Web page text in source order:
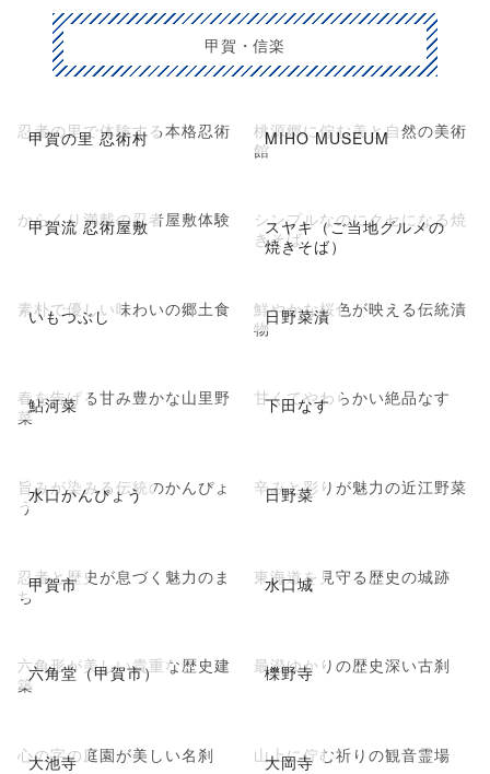
甲賀・信楽
甲賀の里 忍術村
忍者の里で体験する本格忍術 MIHO MUSEUM
桃源郷に佇む美と自然の美術
館
甲賀流 忍術屋敷
からくり満載の忍者屋敷体験
スヤキ（ご当地グルメの
焼きそば）
シンプルなのにクセになる焼
きそば
いもつぶし
素朴で優しい味わいの郷土食 日野菜漬
鮮やかな桜色が映える伝統漬
物
鮎河菜
春を告げる甘み豊かな山里野
菜
下田なす
甘くてやわらかい絶品なす
水口かんぴょう
旨みが染みる伝統のかんぴょ
う
日野菜
辛みと彩りが魅力の近江野菜
甲賀市
忍者と歴史が息づく魅力のま
ち
水口城
東海道を見守る歴史の城跡
六角堂（甲賀市）
六角形が美しい貴重な歴史建
築
櫟野寺
最澄ゆかりの歴史深い古刹
大池寺
心の字の庭園が美しい名刹 大岡寺
山上に佇む祈りの観音霊場